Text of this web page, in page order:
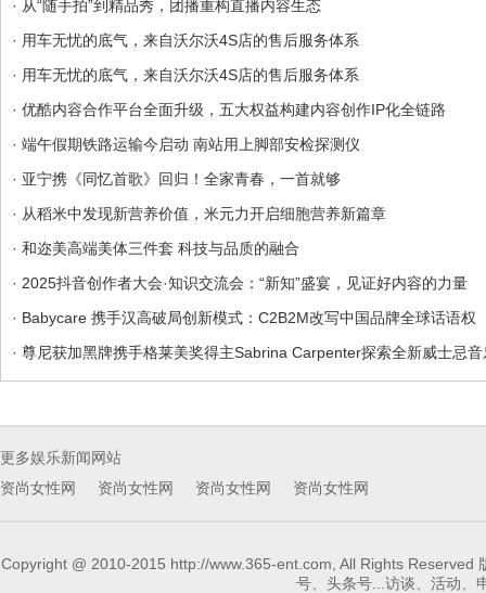
· 从“随手拍”到精品秀，团播重构直播内容生态
· 用车无忧的底气，来自沃尔沃4S店的售后服务体系
· 用车无忧的底气，来自沃尔沃4S店的售后服务体系
· 优酷内容合作平台全面升级，五大权益构建内容创作IP化全链路
· 端午假期铁路运输今启动 南站用上脚部安检探测仪
· 亚宁携《同忆首歌》回归！全家青春，一首就够
· 从稻米中发现新营养价值，米元力开启细胞营养新篇章
· 和迩美高端美体三件套 科技与品质的融合
· 2025抖音创作者大会·知识交流会：“新知”盛宴，见证好内容的力量
· Babycare 携手汉高破局创新模式：C2B2M改写中国品牌全球话语权
· 尊尼获加黑牌携手格莱美奖得主Sabrina Carpenter探索全新威士忌
更多娱乐新闻网站
资尚女性网
资尚女性网 资尚女性网 资尚女性网
Copyright @ 2010-2015 http://www.365-ent.com, All Rights
号、头条号...访谈、活动、